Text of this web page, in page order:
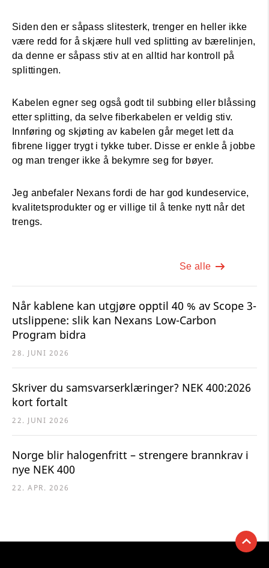
Siden den er såpass slitesterk, trenger en heller ikke
være redd for å skjære hull ved splitting av bærelinjen,
da denne er såpass stiv at en alltid har kontroll på
splittingen.
Kabelen egner seg også godt til subbing eller blåssing
etter splitting, da selve fiberkabelen er veldig stiv.
Innføring og skjøting av kabelen går meget lett da
fibrene ligger trygt i tykke tuber. Disse er enkle å jobbe
og man trenger ikke å bekymre seg for bøyer.
Jeg anbefaler Nexans fordi de har god kundeservice,
kvalitetsprodukter og er villige til å tenke nytt når det
trengs.
Se alle
Når kablene kan utgjøre opptil 40 % av Scope 3-
utslippene: slik kan Nexans Low-Carbon
Program bidra
28. JUNI 2026
Skriver du samsvarserklæringer? NEK 400:2026
kort fortalt
22. JUNI 2026
Norge blir halogenfritt – strengere brannkrav i
nye NEK 400
22. APR. 2026